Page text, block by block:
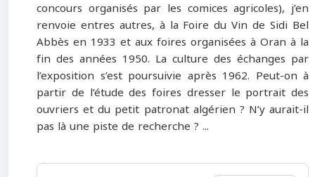
concours organisés par les comices agricoles), j’en
renvoie entres autres, à la Foire du Vin de Sidi Bel
Abbès en 1933 et aux foires organisées à Oran à la
fin des années 1950. La culture des échanges par
l’exposition s’est poursuivie après 1962. Peut-on à
partir de l’étude des foires dresser le portrait des
ouvriers et du petit patronat algérien ? N’y aurait-il
pas là une piste de recherche ? ...